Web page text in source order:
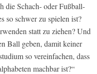
die Schach- oder Fußball-
so schwer zu spielen ist?
statt zu ziehen? Und
Ball geben, damit keiner
so vereinfachen, dass
machbar ist?“